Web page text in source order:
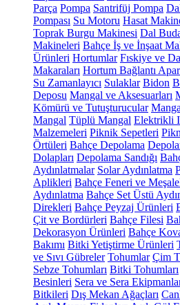
Parça Pompa Santrifüj Pompa
Pompası Su Motoru Hasat
Toprak Burgu Makinesi Dal
Makineleri Bahçe İş ve İnşaat
Ürünleri Hortumlar Fıskiye ve
Makaraları Hortum Bağlantı
Su Zamanlayıcı Sulaklar Bidon
Deposu Mangal ve Aksesuarları
Kömürü ve Tutuşturucular
Mangal Tüplü Mangal Elektrikli
Malzemeleri Piknik Sepetleri
Örtüleri Bahçe Depolama
Dolapları Depolama Sandığı
Aydınlatmalar Solar Aydınlatma
Aplikleri Bahçe Feneri ve
Aydınlatma Bahçe Set Üstü
Direkleri Bahçe Peyzaj Ürünleri
Çit ve Bordürleri Bahçe Filesi
Dekorasyon Ürünleri Bahçe
Bakımı Bitki Yetiştirme Ürünleri
ve Sıvı Gübreler Tohumlar Çim
Sebze Tohumları Bitki Tohumları
Besinleri Sera ve Sera
Bitkileri Dış Mekan Ağaçları